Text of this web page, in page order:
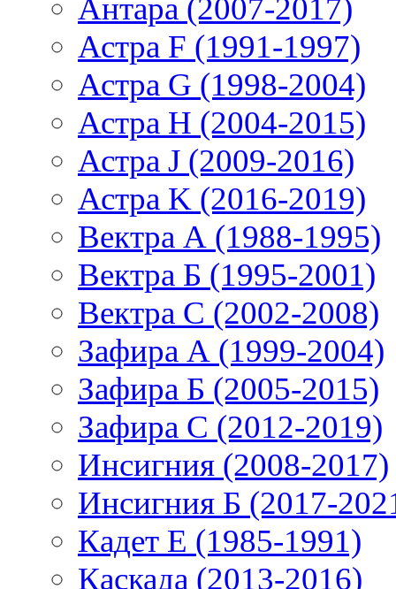
Антара (2007-2017)
Астра F (1991-1997)
Астра G (1998-2004)
Астра H (2004-2015)
Астра J (2009-2016)
Астра K (2016-2019)
Вектра А (1988-1995)
Вектра Б (1995-2001)
Вектра С (2002-2008)
Зафира А (1999-2004)
Зафира Б (2005-2015)
Зафира С (2012-2019)
Инсигния (2008-2017)
Инсигния Б (2017-
Кадет Е (1985-1991)
Каскада (2013-2016)